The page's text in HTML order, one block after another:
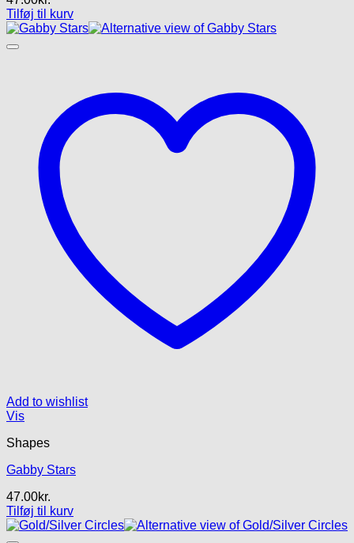
Tilføj til kurv
Add to wishlist
Vis
Shapes
Gabby Stars
47.00kr.
Tilføj til kurv